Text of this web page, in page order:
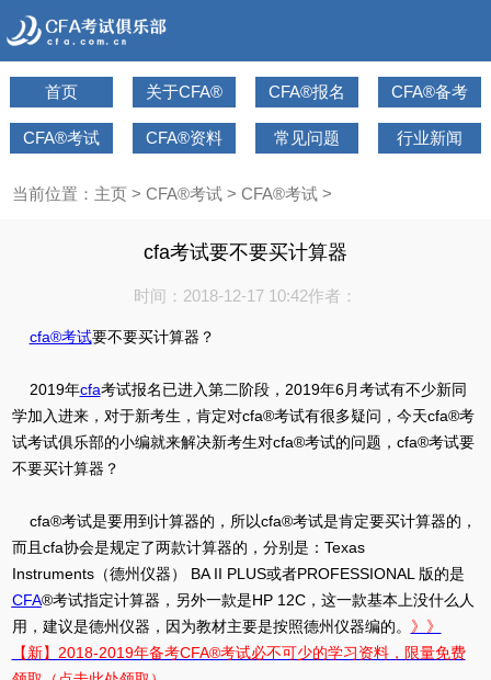
首页 关于CFA® CFA®报名 CFA®备考
CFA®考试 CFA®资料 常见问题 行业新闻
当前位置： 主页> CFA®考试> CFA®考试>
cfa考试要不要买计算器
时间：2018-12-17 10:42作者：
cfa®考试要不要买计算器？
2019年cfa考试报名已进入第二阶段，2019年6月考试有不少新同
学加入进来，对于新考生，肯定对cfa®考试有很多疑问，今天cfa®考
试考试俱乐部的小编就来解决新考生对cfa®考试的问题，cfa®考试要
不要买计算器？
cfa®考试是要用到计算器的，所以cfa®考试是肯定要买计算器的，
而且cfa协会是规定了两款计算器的，分别是：Texas
Instruments（德州仪器） BA II PLUS或者PROFESSIONAL 版的是
CFA®考试指定计算器，另外一款是HP 12C，这一款基本上没什么人
用，建议是德州仪器，因为教材主要是按照德州仪器编的。 》》
【新】2018-2019年备考CFA®考试必不可少的学习资料，限量免费